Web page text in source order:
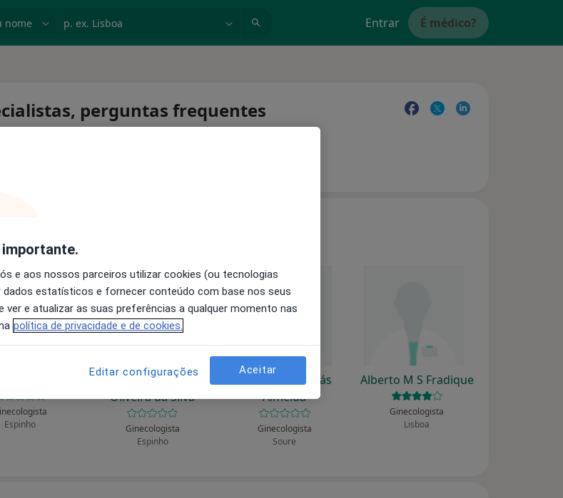
Entrar É médico?
perguntas frequentes
Espinho
Alberto Custódio
Oliveira da Silva
Ginecologista
Espinho
Alberto J A Tomás
Almeida
Ginecologista
Soure
Alberto M S Fradique
Ginecologista
Lisboa
e aos nossos parceiros utilizar cookies (ou tecnologias
dados estatísticos e fornecer conteúdo com base nos seus
ver e atualizar as suas preferências a qualquer momento nas
política de privacidade e de cookies.
Editar configurações Aceitar